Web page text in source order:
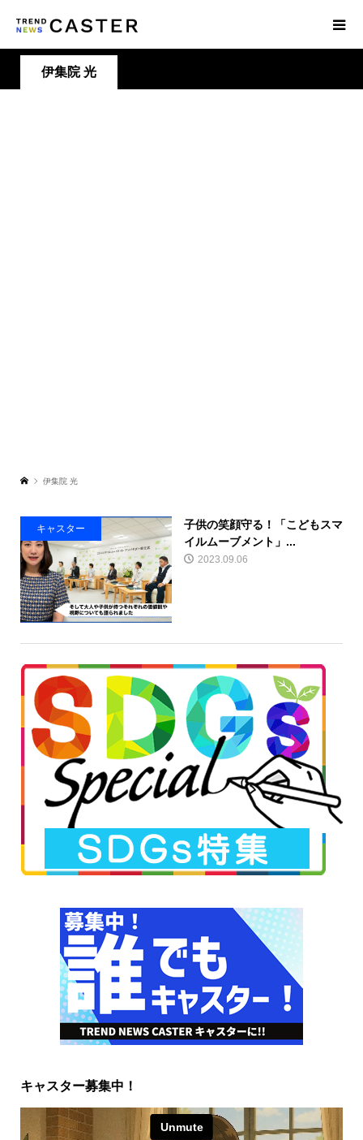
伊集院 光
伊集院 光
キャスター
子供の笑顔守る！「こどもスマ
イルムーブメント」...
2023.09.06
キャスター募集中！